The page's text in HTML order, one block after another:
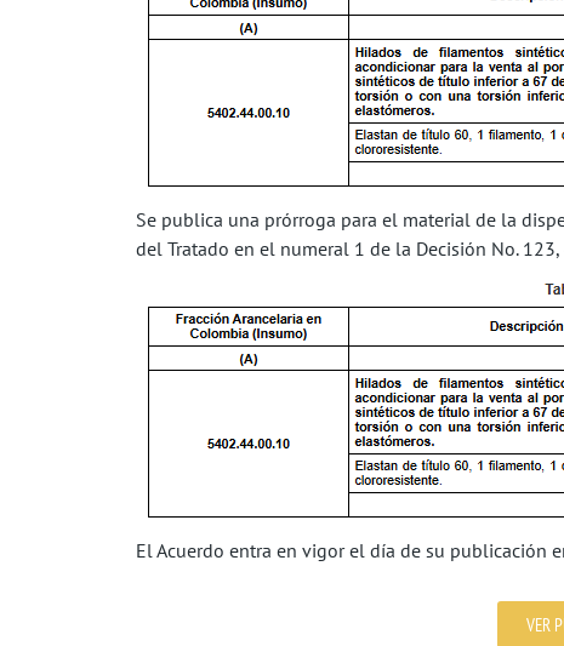
Se publica una prórroga para el material de la
del Tratado en el numeral 1 de la Decisión No.
El Acuerdo entra en vigor el día de su publicación
VER